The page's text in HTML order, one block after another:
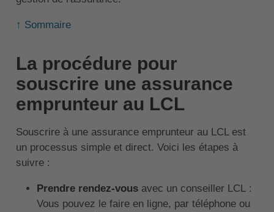
↑ Sommaire
La procédure pour
souscrire une assurance
emprunteur au LCL
Souscrire à une assurance emprunteur au LCL est
un processus simple et direct. Voici les étapes à
suivre :
Prendre rendez-vousavec un conseiller LCL :
Vous pouvez le faire en ligne, par téléphone ou